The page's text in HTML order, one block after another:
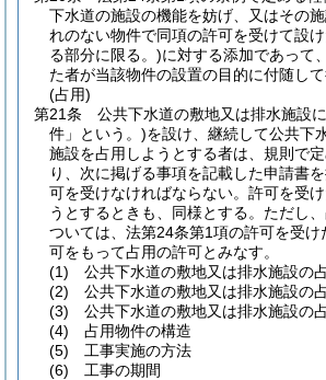
下水道の施設の機能を妨げ、又はその
れのない物件で同項の許可を受けて設
る部分に限る。)に対する添加であって
た者が当該物件の設置の目的に付随して
(占用)
第21条
公共下水道の敷地又は排水施設
件」という。)を設け、継続して公共下
施設を占用しようとする者は、規則で
り、次に掲げる事項を記載した申請書
可を受けなければならない。 許可を受
うとするときも、同様とする。 ただし
ついては、法第24条第1項の許可を受け
可をもって占用の許可とみなす。
(1)
公共下水道の敷地又は排水施設の
(2)
公共下水道の敷地又は排水施設の
(3)
公共下水道の敷地又は排水施設の
(4)
占用物件の構造
(5)
工事実施の方法
(6)
工事の期間